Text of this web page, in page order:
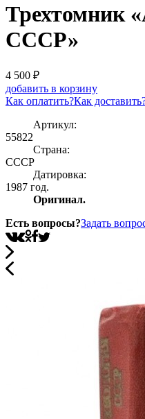
Трехтомник
СССР»
4 500 ₽
добавить в корзину
Как оплатить?Как
Артикул:
55822
Страна:
СССР
Датировка:
1987 год.
Оригинал.
Есть вопросы?Задать